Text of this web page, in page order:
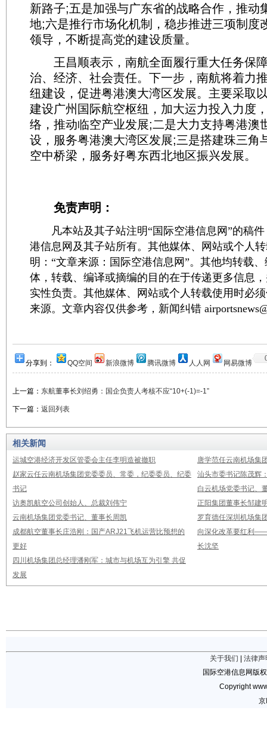
新路子;五是加强与广东省的战略合作，推动
地;六是推行市场化机制，稳步推进三项制度
领导，不断提高党的建设质量。
王昌顺表示，南航全面履行重大任务保
治、经济、社会责任。下一步，南航将着力
纽建设，促进粤港澳大湾区发展。主要采取
建设广州国际航空枢纽，加大运力投入力度
络，推动临空产业发展;二是大力支持粤港澳
设，服务粤港澳大湾区发展;三是搭建珠三角
空中桥梁，服务好粤东西北地区振兴发展。
免责声明：
凡本站及其子站注明“国际空港信息网”的稿件
港信息网及其子站所有。其他媒体、网站或个人
明：“文章来源：国际空港信息网”。其他均转载
体，转载、编译或摘编的目的在于传递更多信息
实性负责。其他媒体、网站或个人转载使用时必
来源。文章内容仅供参考，新闻纠错
分享到： QQ空间 新浪微博 腾讯微博 人人网 网易微博
上一篇： 东航董事长刘绍勇：国企负责人考核不应“10+(-1)=-1”
下一篇： 返回列表
相关新闻
运城空港经济开发区管委会主任李明造被撤职
唐学范任云南机场集
赵家云任云南机场集团党委委员、常委，纪委委员、纪委
书记
汕头市委书记陈茂辉
白云机场党委书记、
访奥凯航空公司创始人、总裁刘伟宁
正阳集团董事长邹建
云南机场集团党委书记、董事长周凯
罗育德任深圳机场集
成都航空董事长庄浩刚：国产ARJ21飞机运营比预想的
更好
向深化改革要红利
长沈坚
四川机场集团总经理潘刚军：城市与机场互为引擎 共促
发展
关于我们
法律声
国际空港信息网版
Copyright